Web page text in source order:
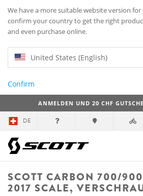
We have a more suitable website version for
confirm your country to get the right
and even purchase online.
United States (English)
Confirm
ANMELDEN UND 20 CHF
DE
SCOTT CARBON 700/900
2017 SCALE,